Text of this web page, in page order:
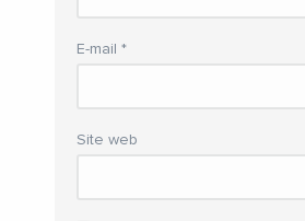
E-mail *
Site web